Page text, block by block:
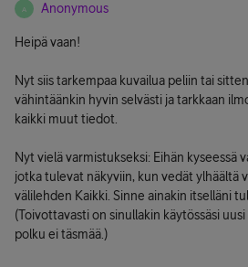
A Anonymous
Heipä vaan!
Nyt siis tarkempaa kuvailua peliin tai
vähintäänkin hyvin selvästi ja tarkkaan
kaikki muut tiedot.
Nyt vielä varmistukseksi: Eihän kyseessä
jotka tulevat näkyviin, kun vedät ylhäältä
välilehden Kaikki. Sinne ainakin itselläni
(Toivottavasti on sinullakin käytössäsi
polku ei täsmää.)